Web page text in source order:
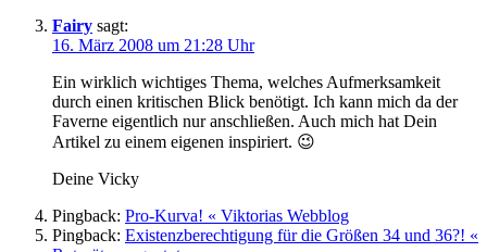
Fairy sagt:
16. März 2008 um 21:28 Uhr
Ein wirklich wichtiges Thema, welches Aufmerksamkeit
durch einen kritischen Blick benötigt. Ich kann mich da der
Faverne eigentlich nur anschließen. Auch mich hat Dein
Artikel zu einem eigenen inspiriert. 😉
Deine Vicky
Pingback: Pro-Kurva! « Viktorias Webblog
Pingback: Existenzberechtigung für die Größen 34 und 36?! «